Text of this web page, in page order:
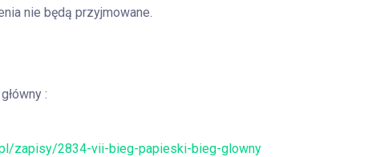
nie będą przyjmowane.
:
zapisy/2834-vii-bieg-papieski-bieg-glowny